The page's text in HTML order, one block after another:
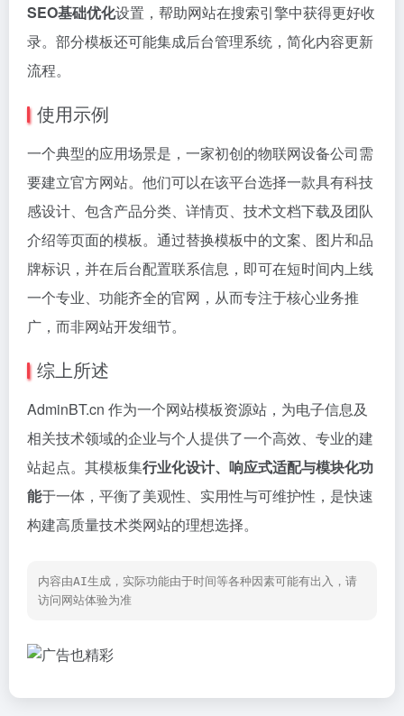
SEO基础优化设置，帮助网站在搜索引擎中获得更好收
录。部分模板还可能集成后台管理系统，简化内容更新
流程。
使用示例
一个典型的应用场景是，一家初创的物联网设备公司需
要建立官方网站。他们可以在该平台选择一款具有科技
感设计、包含产品分类、详情页、技术文档下载及团队
介绍等页面的模板。通过替换模板中的文案、图片和品
牌标识，并在后台配置联系信息，即可在短时间内上线
一个专业、功能齐全的官网，从而专注于核心业务推
广，而非网站开发细节。
综上所述
AdminBT.cn 作为一个网站模板资源站，为电子信息及
相关技术领域的企业与个人提供了一个高效、专业的建
站起点。其模板集行业化设计、响应式适配与模块化功
能于一体，平衡了美观性、实用性与可维护性，是快速
构建高质量技术类网站的理想选择。
内容由AI生成，实际功能由于时间等各种因素可能有出入，请
访问网站体验为准